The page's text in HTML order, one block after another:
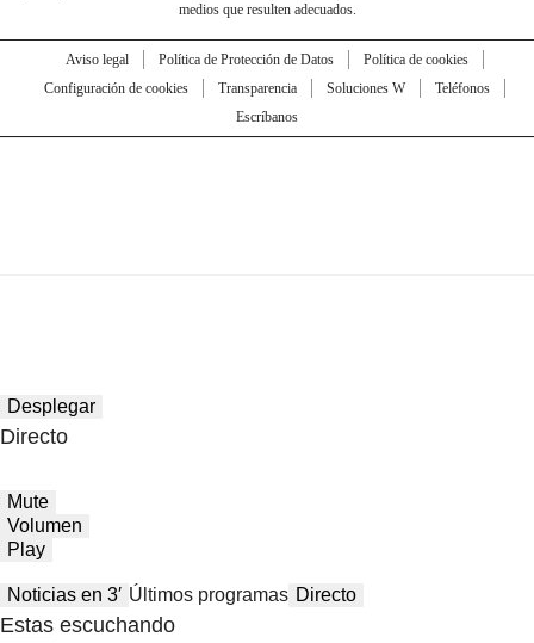
medios que resulten adecuados.
Aviso legal Política de Protección de Datos
Política de cookies
Configuración de cookies
Transparencia Soluciones W
Teléfonos
Escríbanos
Desplegar
Directo
Mute
Volumen
Play
Noticias en 3′ Últimos programas Directo
Estas escuchando